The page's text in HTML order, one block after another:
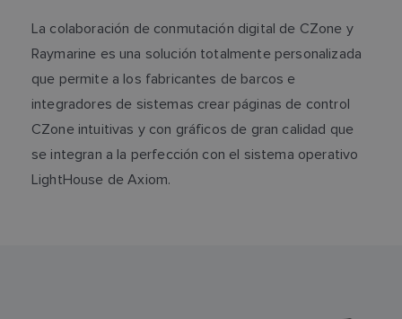
La colaboración de conmutación digital de CZone y
Raymarine es una solución totalmente personalizada
que permite a los fabricantes de barcos e
integradores de sistemas crear páginas de control
CZone intuitivas y con gráficos de gran calidad que
se integran a la perfección con el sistema operativo
LightHouse de Axiom.